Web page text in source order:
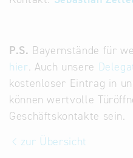
P.S. Bayernstände für
hier. Auch unsere
kostenloser Eintrag in
können wertvolle
Geschäftskontakte sein.
zur Übersicht